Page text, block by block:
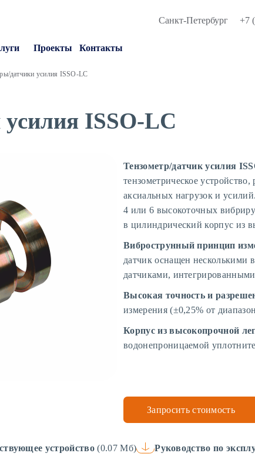
Санкт-Петербург +7
Проекты Контакты
датчики усилия ISSO-LC
ISSO-LC
Тензометр/датчик усилия
тензометрическое
аксиальных нагрузок и
4 или 6 высокоточных
в цилиндрический корпус из
Виброструнный принцип
датчик оснащен
датчиками,
Высокая точность и
измерения (±0,25% от
Корпус из высокопрочной
водонепроницаемой
Запросить стоимость
устройство (0.07 Мб) Руководство по